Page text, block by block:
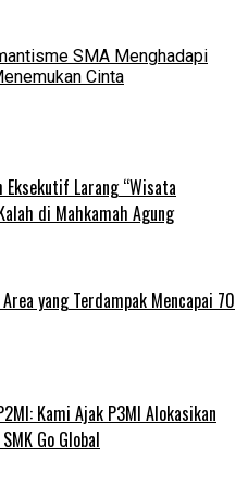
SMA Menghadapi
Cinta
Eksekutif Larang “Wisata
di Mahkamah Agung
yang Terdampak Mencapai 70
Kami Ajak P3MI Alokasikan
Go Global